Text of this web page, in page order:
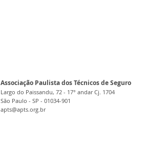
Associação Paulista dos Técnicos de Seguro
Largo do Paissandu, 72 - 17° andar Cj. 1704
São Paulo - SP - 01034-901
apts@apts.org.br